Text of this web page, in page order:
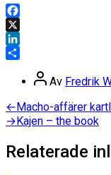
Facebook
X
LinkedIn
Av Fredrik
←Föregående
inlägg:
Macho-affärer
→Nästa
Kajen – the book
Relaterade